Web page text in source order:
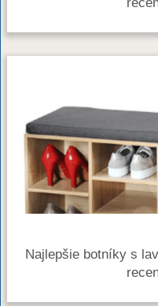
Najlepšie botníky s